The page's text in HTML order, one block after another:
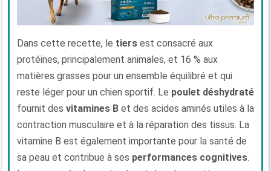
Dans cette recette, le tiers est consacré aux
protéines, principalement animales, et 16 % aux
matières grasses pour un ensemble équilibré et qui
reste léger pour un chien sportif. Le poulet déshydraté
fournit des vitamines B et des acides aminés utiles à la
contraction musculaire et à la réparation des tissus. La
vitamine B est également importante pour la santé de
sa peau et contribue à ses performances cognitives.